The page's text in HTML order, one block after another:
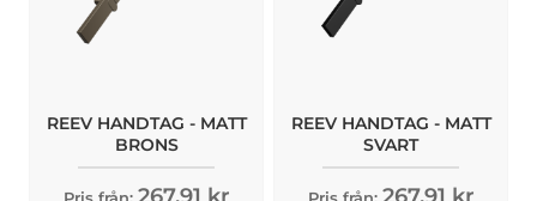
REEV HANDTAG - MATT
BRONS
REEV HANDTAG - MATT
SVART